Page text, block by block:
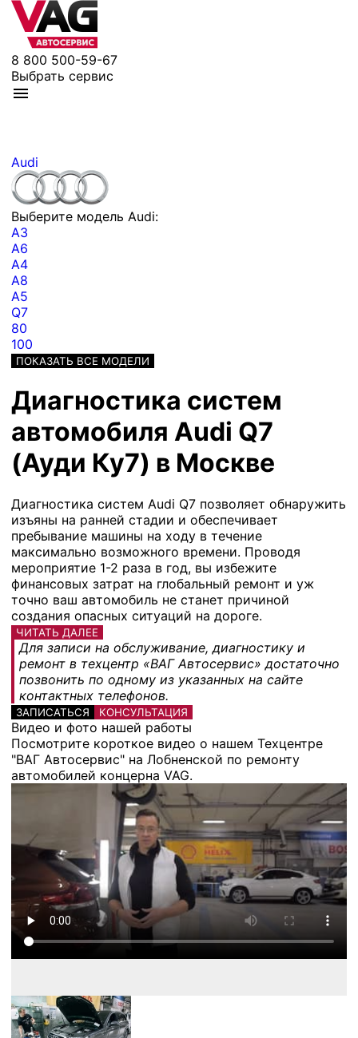
8 800 500-59-67
Выбрать сервис
Audi
Выберите модель Audi:
A3
A6
A4
A8
A5
Q7
80
100
ПОКАЗАТЬ ВСЕ МОДЕЛИ
Диагностика систем
автомобиля Audi Q7
(Ауди Ку7) в Москве
Диагностика систем Audi Q7 позволяет обнаружить
изъяны на ранней стадии и обеспечивает
пребывание машины на ходу в течение
максимально возможного времени. Проводя
мероприятие 1-2 раза в год, вы избежите
финансовых затрат на глобальный ремонт и уж
точно ваш автомобиль не станет причиной
создания опасных ситуаций на дороге.
ЧИТАТЬ ДАЛЕЕ
Для записи на обслуживание, диагностику и
ремонт в техцентр «ВАГ Автосервис» достаточно
позвонить по одному из указанных на сайте
контактных телефонов.
ЗАПИСАТЬСЯ КОНСУЛЬТАЦИЯ
Видео и фото нашей работы
Посмотрите короткое видео о нашем Техцентре
"ВАГ Автосервис" на Лобненской по ремонту
автомобилей концерна VAG.